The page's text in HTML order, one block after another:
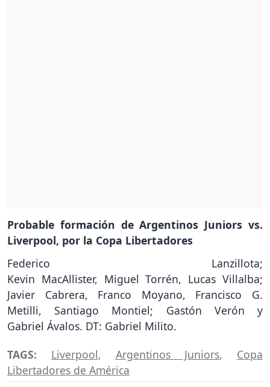
Probable formación de Argentinos Juniors vs.
Liverpool, por la Copa Libertadores
Federico Lanzillota;
Kevin MacAllister, Miguel Torrén, Lucas Villalba;
Javier Cabrera, Franco Moyano, Francisco G.
Metilli, Santiago Montiel; Gastón Verón y
Gabriel Ávalos. DT: Gabriel Milito.
TAGS: Liverpool, Argentinos Juniors, Copa
Libertadores de América